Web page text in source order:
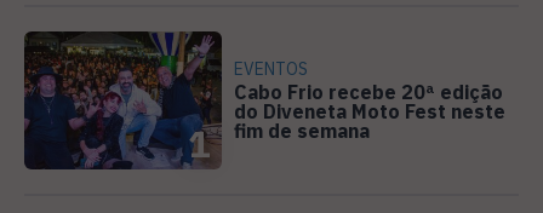
1
EVENTOS
Cabo Frio recebe 20ª edição
do Diveneta Moto Fest neste
fim de semana